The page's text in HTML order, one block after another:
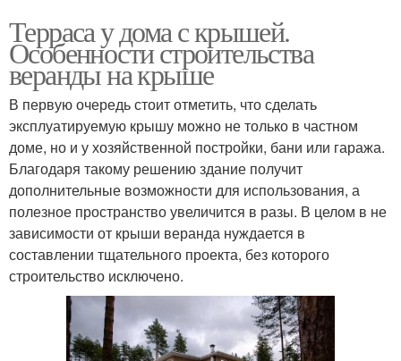
Терраса у дома с крышей.
Особенности строительства
веранды на крыше
В первую очередь стоит отметить, что сделать
эксплуатируемую крышу можно не только в частном
доме, но и у хозяйственной постройки, бани или гаража.
Благодаря такому решению здание получит
дополнительные возможности для использования, а
полезное пространство увеличится в разы. В целом в не
зависимости от крыши веранда нуждается в
составлении тщательного проекта, без которого
строительство исключено.